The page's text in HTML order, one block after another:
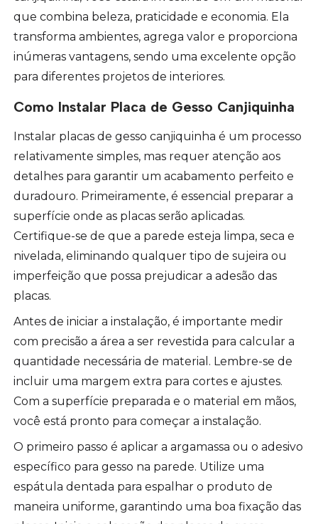
que combina beleza, praticidade e economia. Ela
transforma ambientes, agrega valor e proporciona
inúmeras vantagens, sendo uma excelente opção
para diferentes projetos de interiores.
Como Instalar Placa de Gesso Canjiquinha
Instalar placas de gesso canjiquinha é um processo
relativamente simples, mas requer atenção aos
detalhes para garantir um acabamento perfeito e
duradouro. Primeiramente, é essencial preparar a
superfície onde as placas serão aplicadas.
Certifique-se de que a parede esteja limpa, seca e
nivelada, eliminando qualquer tipo de sujeira ou
imperfeição que possa prejudicar a adesão das
placas.
Antes de iniciar a instalação, é importante medir
com precisão a área a ser revestida para calcular a
quantidade necessária de material. Lembre-se de
incluir uma margem extra para cortes e ajustes.
Com a superfície preparada e o material em mãos,
você está pronto para começar a instalação.
O primeiro passo é aplicar a argamassa ou o adesivo
específico para gesso na parede. Utilize uma
espátula dentada para espalhar o produto de
maneira uniforme, garantindo uma boa fixação das